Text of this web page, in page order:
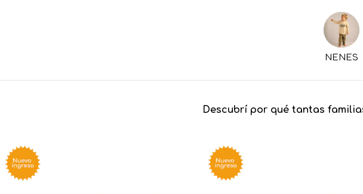
NENES
Descubrí por qué tantas